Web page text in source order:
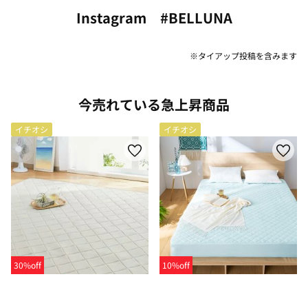
Instagram #BELLUNA
※タイアップ投稿を含みます
今売れている急上昇商品
イチオシ
30%off
イチオシ
10%off